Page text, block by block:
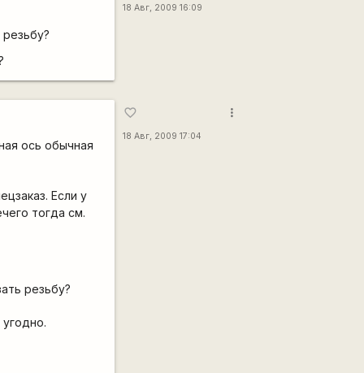
18 Авг, 2009 16:09
ось обычная
Если у
тогда см.
резьбу?
favorite_border
18 Авг, 2009 17:04
more_vert